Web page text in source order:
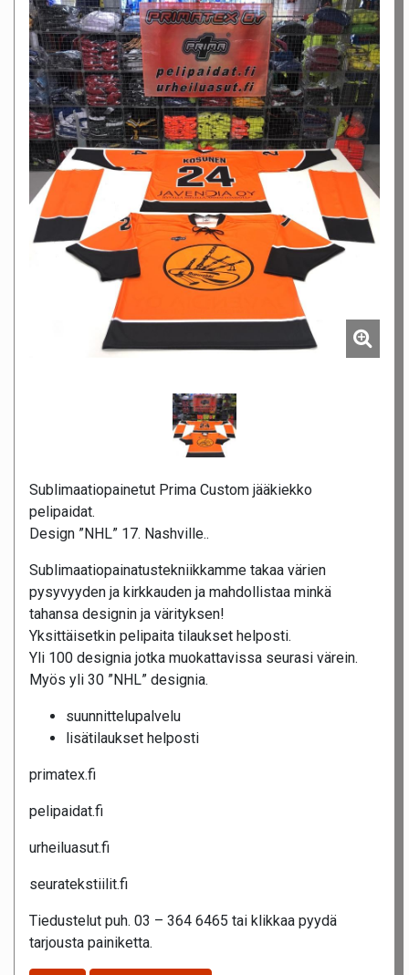
Sublimaatiopainetut Prima Custom jääkiekko
pelipaidat.
Design ”NHL” 17. Nashville..
Sublimaatiopainatustekniikkamme takaa värien
pysyvyyden ja kirkkauden ja mahdollistaa minkä
tahansa designin ja värityksen!
Yksittäisetkin pelipaita tilaukset helposti.
Yli 100 designia jotka muokattavissa seurasi värein.
Myös yli 30 ”NHL” designia.
suunnittelupalvelu
lisätilaukset helposti
primatex.fi
pelipaidat.fi
urheiluasut.fi
seuratekstiilit.fi
Tiedustelut puh. 03 – 364 6465 tai klikkaa pyydä
tarjousta painiketta.